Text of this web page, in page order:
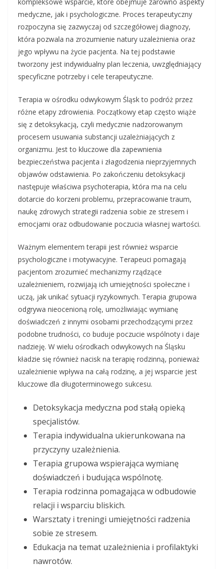
medyczne, jak i psychologiczne. Proces terapeutyczny
rozpoczyna się zazwyczaj od szczegółowej diagnozy,
która pozwala na zrozumienie natury uzależnienia oraz
jego wpływu na życie pacjenta. Na tej podstawie
tworzony jest indywidualny plan leczenia, uwzględniający
specyficzne potrzeby i cele terapeutyczne.
Terapia w ośrodku odwykowym Śląsk to podróż przez
różne etapy zdrowienia. Początkowy etap często wiąże
się z detoksykacją, czyli medycznie nadzorowanym
procesem usuwania substancji uzależniających z
organizmu. Jest to kluczowe dla zapewnienia
bezpieczeństwa pacjenta i złagodzenia nieprzyjemnych
objawów odstawienia. Po zakończeniu detoksykacji
następuje właściwa psychoterapia, która ma na celu
dotarcie do korzeni problemu, przepracowanie traum,
naukę zdrowych strategii radzenia sobie ze stresem i
emocjami oraz odbudowanie poczucia własnej wartości.
Ważnym elementem terapii jest również wsparcie
psychologiczne i motywacyjne. Terapeuci pomagają
pacjentom zrozumieć mechanizmy rządzące
uzależnieniem, rozwijają ich umiejętności społeczne i
uczą, jak unikać sytuacji ryzykownych. Terapia grupowa
odgrywa nieocenioną rolę, umożliwiając wymianę
doświadczeń z innymi osobami przechodzącymi przez
podobne trudności, co buduje poczucie wspólnoty i daje
nadzieję. W wielu ośrodkach odwykowych na Śląsku
kładzie się również nacisk na terapię rodzinną, ponieważ
uzależnienie wpływa na całą rodzinę, a jej wsparcie jest
kluczowe dla długoterminowego sukcesu.
Detoksykacja medyczna pod stałą opieką
specjalistów.
Terapia indywidualna ukierunkowana na
przyczyny uzależnienia.
Terapia grupowa wspierająca wymianę
doświadczeń i budująca wspólnotę.
Terapia rodzinna pomagająca w odbudowie
relacji i wsparciu bliskich.
Warsztaty i treningi umiejętności radzenia
sobie ze stresem.
Edukacja na temat uzależnienia i profilaktyki
nawrotów.